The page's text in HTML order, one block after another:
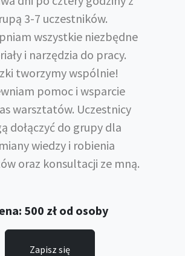
3-7 uczestników.
wszystkie niezbędne
i narzędzia do pracy.
tworzymy wspólnie!
pomoc i wsparcie
warsztatów. Uczestnicy
dołączyć do grupy dla
wiedzy i robienia
oraz konsultacji ze mną.
500 zł od osoby
Zapisz się